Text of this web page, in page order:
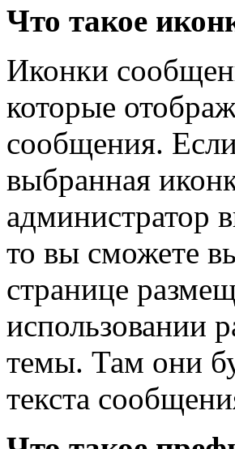
Что такое
Иконки
которые
сообщения.
выбранная
администратор
то вы сможете
странице
использовании
темы. Там они
текста